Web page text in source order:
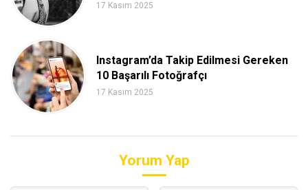
17 Kasım 2025
Instagram’da Takip Edilmesi Gereken
10 Başarılı Fotoğrafçı
17 Kasım 2025
Yorum Yap